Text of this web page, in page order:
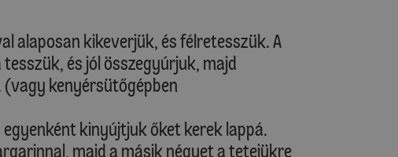
alaposan kikeverjük, és félretesszük. A
és jól összegyúrjuk, majd
kenyérsütőgépben
kinyújtjuk őket kerek lappá.
majd a másik négyet a tetejükre